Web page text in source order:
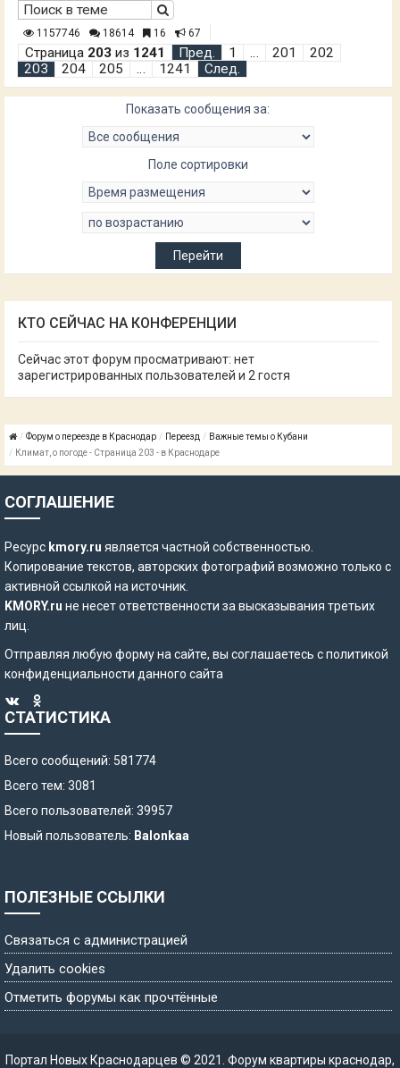
1157746 18614 16 67
Страница 203 из 1241 Пред. 1 … 201
202
203
204 205 … 1241 След.
Показать сообщения за:
Поле сортировки
КТО СЕЙЧАС НА КОНФЕРЕНЦИИ
Сейчас этот форум просматривают: нет
зарегистрированных пользователей и 2 гостя
Форум о переезде в Краснодар Переезд
Важные темы о Кубани
Климат, о погоде - Страница 203 - в Краснодаре
СОГЛАШЕНИЕ
Ресурс kmory.ru является частной собственностью.
Копирование текстов, авторских фотографий возможно только с
активной ссылкой на источник.
KMORY.ru не несет ответственности за высказывания третьих
лиц.
Отправляя любую форму на сайте, вы соглашаетесь сполитикой
конфиденциальности данного сайта
СТАТИСТИКА
Всего сообщений: 581774
Всего тем: 3081
Всего пользователей: 39957
Новый пользователь: Balonkaa
ПОЛЕЗНЫЕ ССЫЛКИ
Связаться с администрацией
Удалить cookies
Отметить форумы как прочтённые
Портал Новых Краснодарцев © 2021. Форум квартиры краснодар,